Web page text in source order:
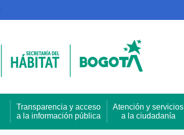
Transparencia y acceso
a la información pública
Atención y servicios
a la ciudadanía